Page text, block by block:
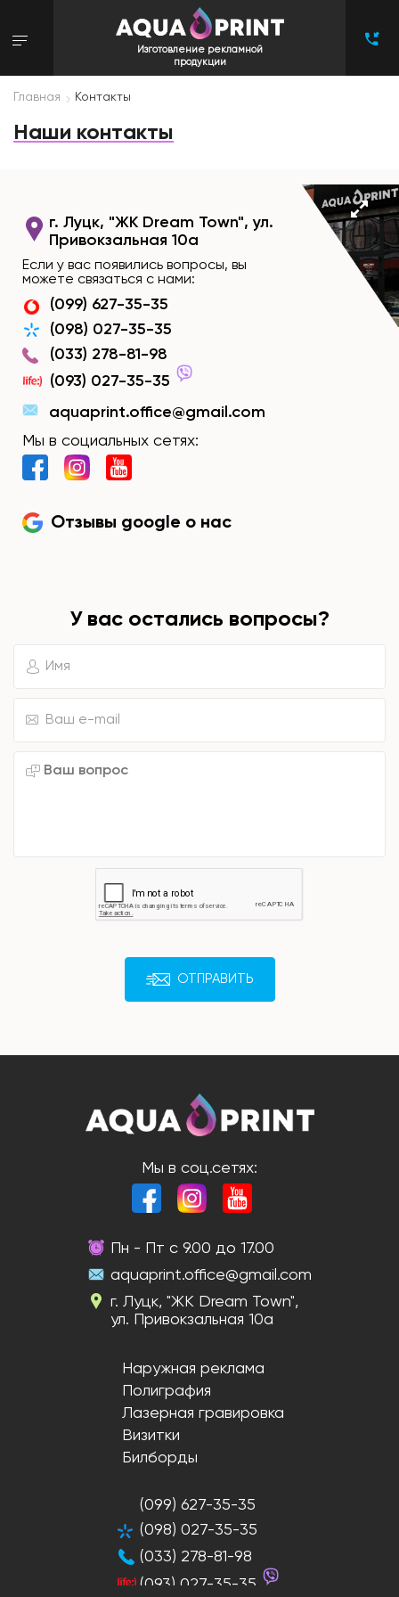
Изготовление рекламной
продукции
Главная Контакты
Наши контакты
г. Луцк, "ЖК Dream Town", ул.
Привокзальная 10а
Если у вас появились вопросы, вы
можете связаться с нами:
(099) 627-35-35
(098) 027-35-35
(033) 278-81-98
(093) 027-35-35
aquaprint.office@gmail.com
Мы в социальных сетях:
Отзывы google о нас
У вас остались вопросы?
ОТПРАВИТЬ
Мы в соц.сетях:
Пн - Пт с 9.00 до 17.00
aquaprint.office@gmail.com
г. Луцк, "ЖК Dream Town",
ул. Привокзальная 10а
Наружная реклама
Полиграфия
Лазерная гравировка
Визитки
Билборды
(099) 627-35-35
(098) 027-35-35
(033) 278-81-98
(093) 027-35-35